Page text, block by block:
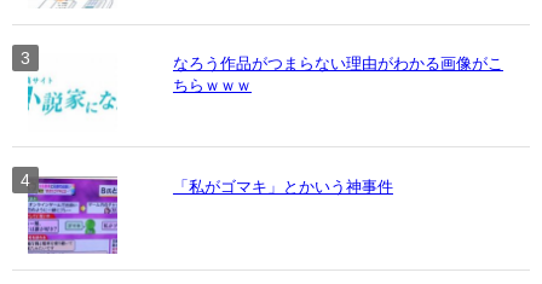
なろう作品がつまらない理由がわかる画像がこ
ちらｗｗｗ
「私がゴマキ」とかいう神事件